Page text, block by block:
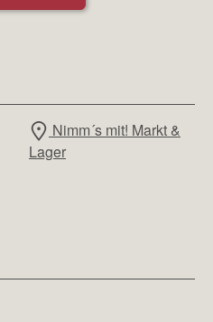
Nimm´s mit! Markt &
Lager